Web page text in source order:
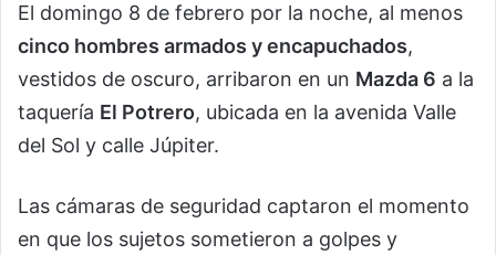
El domingo 8 de febrero por la noche, al menos
cinco hombres armados y encapuchados,
vestidos de oscuro, arribaron en un Mazda 6 a la
taquería El Potrero, ubicada en la avenida Valle
del Sol y calle Júpiter.
Las cámaras de seguridad captaron el momento
en que los sujetos sometieron a golpes y